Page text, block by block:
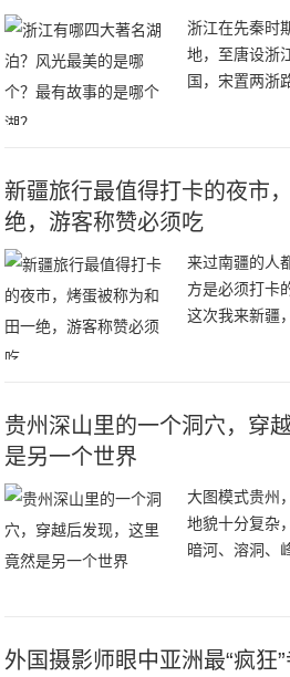
浙江在先秦时
地，至唐设浙
国，宋置两浙
省，明代朱
新疆旅行最值得打卡的夜市
绝，游客称赞必须吃
来过南疆的人
方是必须打卡
这次我来新疆
跟我交代，
贵州深山里的一个洞穴，穿
是另一个世界
大图模式贵州
地貌十分复杂
暗河、溶洞、
土地之上，
外国摄影师眼中亚洲最“疯狂